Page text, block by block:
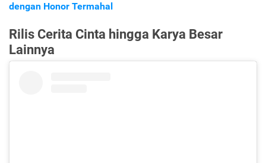
dengan Honor Termahal
Rilis Cerita Cinta hingga Karya Besar
Lainnya